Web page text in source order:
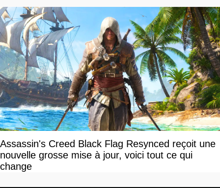
Assassin's Creed Black Flag Resynced reçoit une
nouvelle grosse mise à jour, voici tout ce qui
change